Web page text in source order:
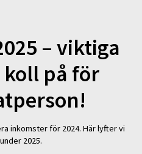
– viktiga
på för
inkomster för 2024. Här lyfter vi
2025.